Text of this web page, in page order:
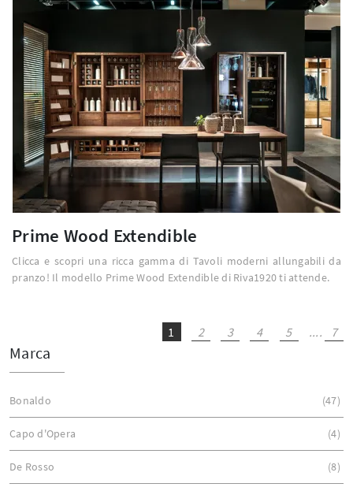
Prime Wood Extendible
Clicca e scopri una ricca gamma di Tavoli moderni allungabili da
pranzo! Il modello Prime Wood Extendible di Riva1920 ti attende.
1 2 3 4 5 .... 7
Marca
Bonaldo 47
Capo d'Opera 4
De Rosso 8